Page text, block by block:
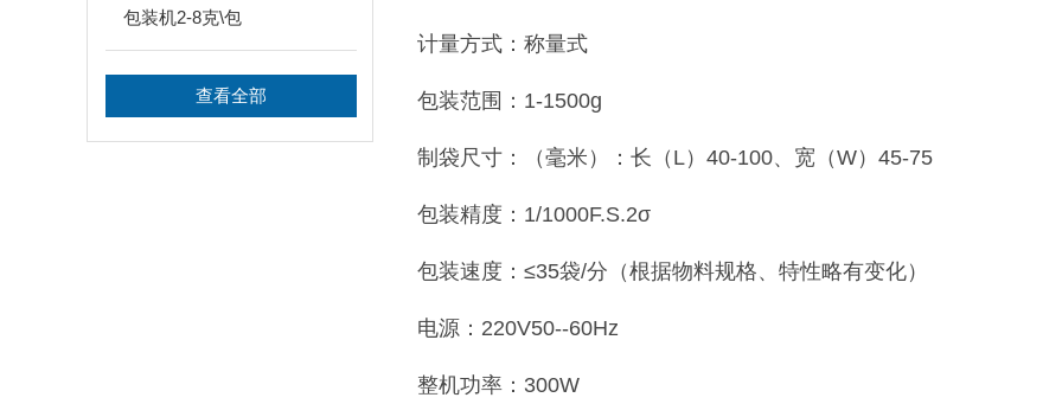
包装机2-8克\包
查看全部
计量方式：称量式
包装范围：1-1500g
制袋尺寸：（毫米）：长（L）40-100、宽（W）45-75
包装精度：1/1000F.S.2σ
包装速度：≤35袋/分（根据物料规格、特性略有变化）
电源：220V50--60Hz
整机功率：300W